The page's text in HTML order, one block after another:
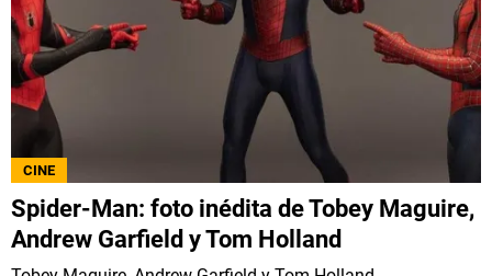
CINE
Spider-Man: foto inédita de Tobey Maguire,
Andrew Garfield y Tom Holland